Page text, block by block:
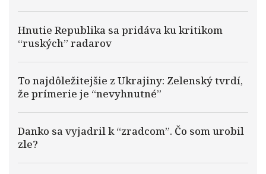
Hnutie Republika sa pridáva ku kritikom
“ruských” radarov
To najdôležitejšie z Ukrajiny: Zelenský tvrdí,
že prímerie je “nevyhnutné”
Danko sa vyjadril k “zradcom”. Čo som urobil
zle?